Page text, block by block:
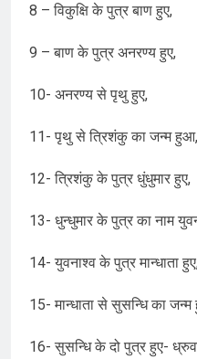
8 – विकुक्षि के पुत्र बाण हुए,
9 – बाण के पुत्र अनरण्य हुए,
10- अनरण्य से पृथु हुए,
11- पृथु से त्रिशंकु का जन्म हुआ,
12- त्रिशंकु के पुत्र धुंधुमार हुए,
13- धुन्धुमार के पुत्र का नाम
14- युवनाश्व के पुत्र मान्धाता
15- मान्धाता से सुसन्धि का
16- सुसन्धि के दो पुत्र हुए-